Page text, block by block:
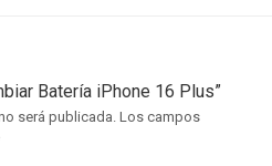
Batería iPhone 16 Plus”
será publicada. Los campos